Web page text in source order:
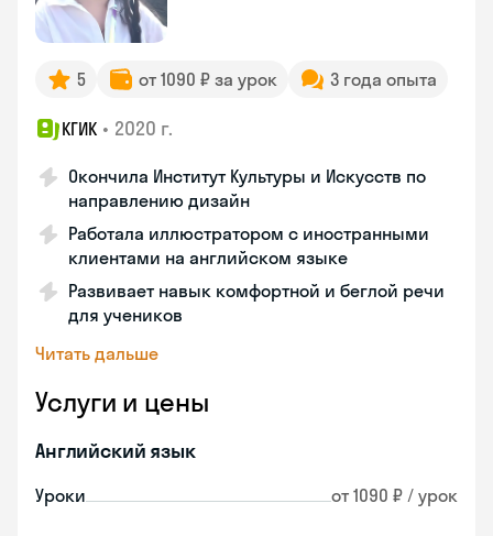
5 от 1090 ₽ за урок 3 года опыта
КГИК • 2020 г.
Окончила Институт Культуры и Искусств по
направлению дизайн
Работала иллюстратором с иностранными
клиентами на английском языке
Развивает навык комфортной и беглой речи
для учеников
Читать дальше
Услуги и цены
Английский язык
Уроки от 1090 ₽ / урок